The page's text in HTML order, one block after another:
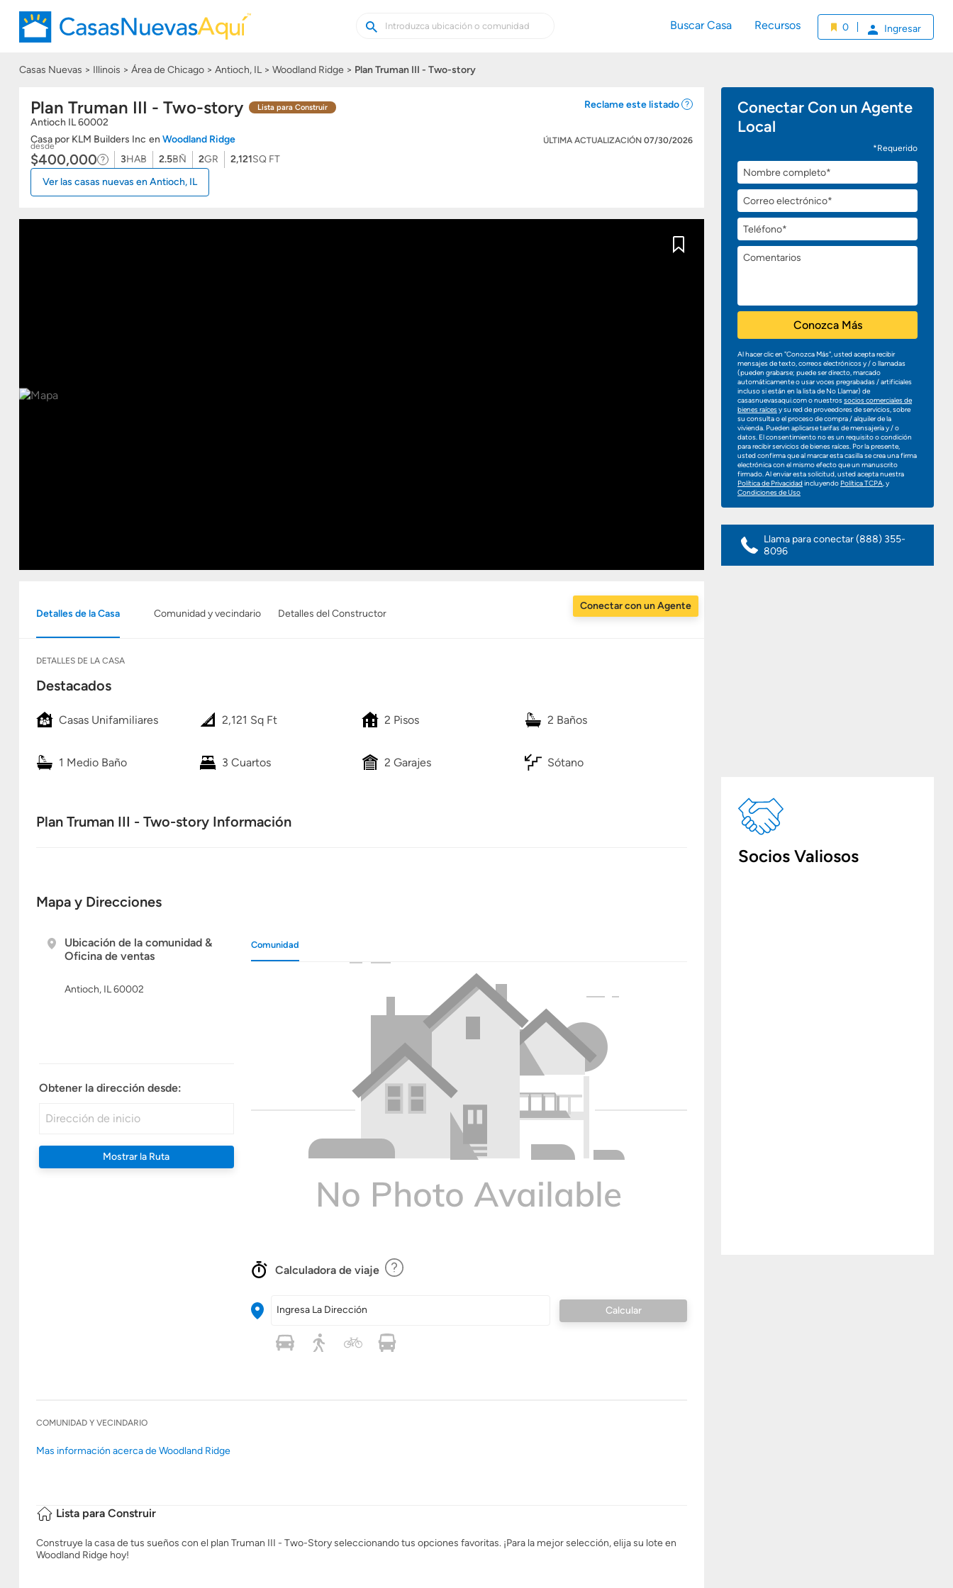
Buscar
casas
Buscar
Buscar Casa Recursos 0 Ingresar
Casas Nuevas Illinois Área de Chicago Antioch, IL Woodland Ridge Plan Truman III - Two-story
Plan Truman III - Two-story Lista para Construir
Antioch IL60002
Casa por KLM Builders Inc en Woodland Ridge
Reclame este listado
ÚLTIMA ACTUALIZACIÓN 07/30/2026
desde
$400,000 3HAB 2.5BÑ 2GR 2,121SQ FT
Ver las casas nuevas en Antioch, IL
Conectar Con un Agente
Local
*Requerido
Nombre
completo
Correo
electrónico
Teléfono
Comentarios
Conozca Más
Al hacer clic en "Conozca Más", usted acepta recibir
mensajes de texto, correos electrónicos y / o llamadas
(pueden grabarse; puede ser directo, marcado
automáticamente o usar voces pregrabadas / artificiales
incluso si están en la lista de No Llamar) de
casasnuevasaqui.com o nuestrossocios comerciales de
bienes raícesy su red de proveedores de servicios, sobre
su consulta o el proceso de compra / alquiler de la
vivienda. Pueden aplicarse tarifas de mensajería y / o
datos. El consentimiento no es un requisito o condición
para recibir servicios de bienes raíces. Por la presente,
usted confirma que al marcar esta casilla se crea una firma
electrónica con el mismo efecto que un manuscrito
firmado. Al enviar esta solicitud, usted acepta nuestra
Política de Privacidadincluyendo Política TCPA, y
Condiciones de Uso
Llama para conectar(888) 355-
8096
Socios Valiosos
Guardar
Detalles de la Casa Comunidad y vecindario Detalles del Constructor
Conectar con un Agente
DETALLES DE LA CASA
Destacados
Casas Unifamiliares 2,121 Sq Ft 2 Pisos 2 Baños
1 Medio Baño 3 Cuartos 2 Garajes Sótano
Plan Truman III - Two-story Información
Mapa y Direcciones
Ubicación de la comunidad &
Oficina de ventas
Antioch, IL 60002
Obtener la dirección desde:
Mostrar la Ruta
Comunidad
Calculadora de viaje
Ingresa La Dirección
COMUNIDAD Y VECINDARIO
Mas información acerca de Woodland Ridge
Lista para Construir
Construye la casa de tus sueños con el plan Truman III - Two-Story seleccionando tus opciones favoritas. ¡Para la mejor selección, elija su lote en
Woodland Ridge hoy!